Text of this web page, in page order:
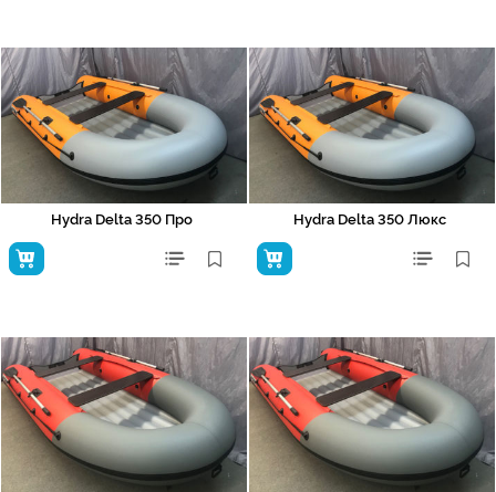
Hydra Delta 350 Про Hydra Delta 350 Люкс